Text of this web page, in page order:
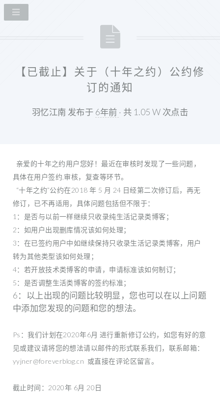
【已截止】关于（十年之约）公约修
订的通知
羽忆江南 发布于 6年前 · 共 1.05 W 次点击
亲爱的十年之约用户您好！最近在审核时发现了一些问题，
具体在用户签约,审核，复查等环节。
“十年之约”公约在2018 年 5 月 24 日经第二次修订后，再无
修订，已不再适用，具体问题包括但不限于：
1：是否与以前一样继续只收录纯生活记录类博客；
2：如用户出现删库情况该如何处理；
3：在已签约用户中如继续保持只收录生活记录类博客，用户
转为其他类型该如何处理；
4：若开放技术类博客的申请，申请标准该如何制订；
5：是否调整生活类博客的签约标准；
6：以上出现的问题比较明显，您也可以在以上问题
中添加您发现的问题和您的想法。
Ps：我们计划在2020年6月 进行重新修订公约，如您有好的意
见或建议请将您的想法请以邮件的形式联系我们，联系邮箱：
yyjner@foreverblog.cn 或直接在评论区留言。
截止时间：2020年 6月 20日